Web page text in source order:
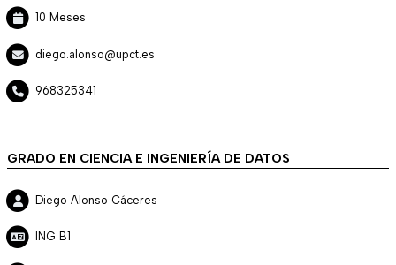
10 Meses
diego.alonso@upct.es
968325341
GRADO EN CIENCIA E INGENIERÍA DE DATOS
Diego Alonso Cáceres
ING B1